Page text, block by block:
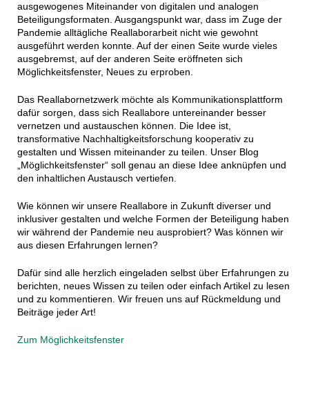
ausgewogenes Miteinander von digitalen und analogen
Beteiligungsformaten. Ausgangspunkt war, dass im Zuge der
Pandemie alltägliche Reallaborarbeit nicht wie gewohnt
ausgeführt werden konnte. Auf der einen Seite wurde vieles
ausgebremst, auf der anderen Seite eröffneten sich
Möglichkeitsfenster, Neues zu erproben.
Das Reallabornetzwerk möchte als Kommunikationsplattform
dafür sorgen, dass sich Reallabore untereinander besser
vernetzen und austauschen können. Die Idee ist,
transformative Nachhaltigkeitsforschung kooperativ zu
gestalten und Wissen miteinander zu teilen. Unser Blog
„Möglichkeitsfenster“ soll genau an diese Idee anknüpfen und
den inhaltlichen Austausch vertiefen.
Wie können wir unsere Reallabore in Zukunft diverser und
inklusiver gestalten und welche Formen der Beteiligung haben
wir während der Pandemie neu ausprobiert? Was können wir
aus diesen Erfahrungen lernen?
Dafür sind alle herzlich eingeladen selbst über Erfahrungen zu
berichten, neues Wissen zu teilen oder einfach Artikel zu lesen
und zu kommentieren. Wir freuen uns auf Rückmeldung und
Beiträge jeder Art!
Zum Möglichkeitsfenster